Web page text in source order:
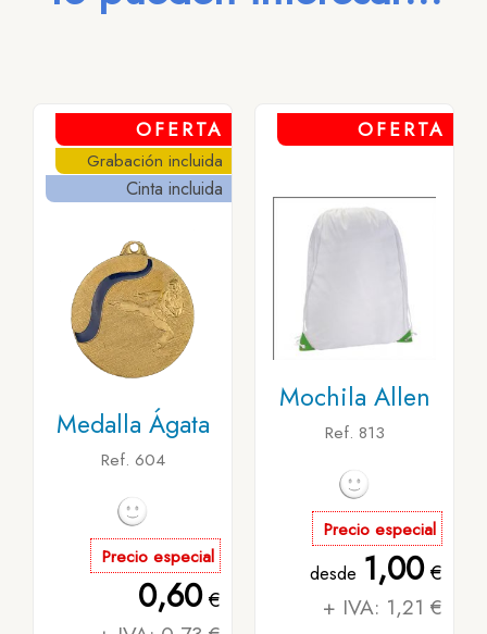
OFERTA
Grabación incluida
Cinta incluida
Medalla Ágata
Ref. 604
Precio especial
0,60€
OFERTA
Mochila Allen
Ref. 813
Precio especial
desde 1,00€
+ IVA: 1,21 €